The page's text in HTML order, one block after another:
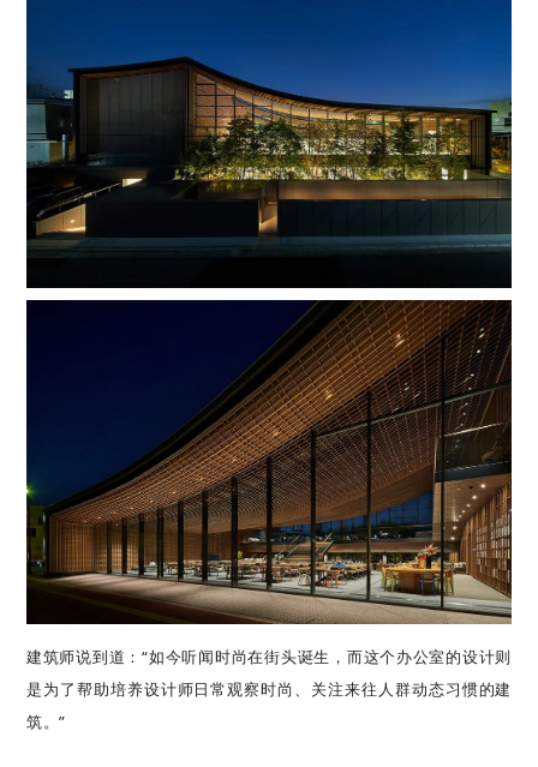
建筑师说到道：“如今听闻时尚在街头诞生，而这个办公室的设计则
是为了帮助培养设计师日常观察时尚、关注来往人群动态习惯的建
筑。”